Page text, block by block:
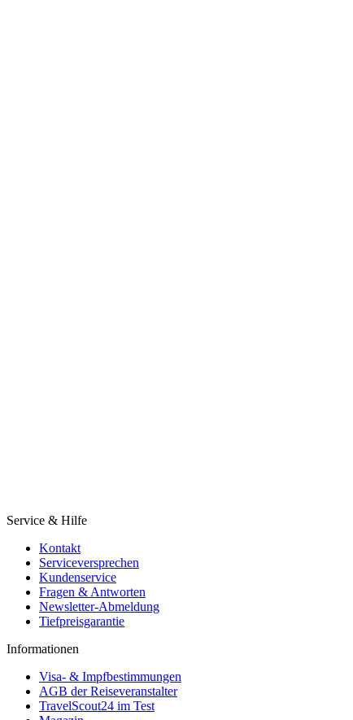
Service & Hilfe
Kontakt
Serviceversprechen
Kundenservice
Fragen & Antworten
Newsletter-Abmeldung
Tiefpreisgarantie
Informationen
Visa- & Impfbestimmungen
AGB der Reiseveranstalter
TravelScout24 im Test